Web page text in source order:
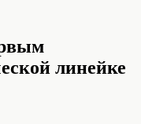
линейке